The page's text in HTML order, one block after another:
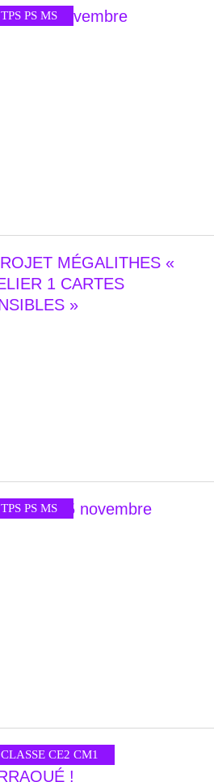
TPS PS MS
TPS PS MS
CLASSE CE2 CM1